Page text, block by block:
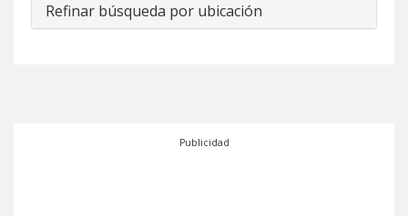
Refinar búsqueda por ubicación
Publicidad